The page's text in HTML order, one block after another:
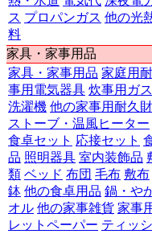
ス プロパンガス 他の光
料
家具・家事用品
家具・家事用品 家庭用
事用電気器具 炊事用ガ
洗濯機 他の家事用耐久財
ストーブ・温風ヒーター
食卓セット 応接セット
品 照明器具 室内装飾品
類 ベッド 布団 毛布 敷布
鉢 他の食卓用品 鍋・や
オル 他の家事雑貨 家事
レットペーパー ティッ